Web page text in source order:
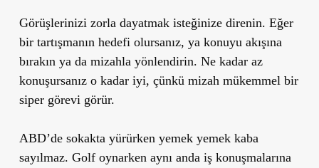
Görüşlerinizi zorla dayatmak isteğinize direnin. Eğer
bir tartışmanın hedefi olursanız, ya konuyu akışına
bırakın ya da mizahla yönlendirin. Ne kadar az
konuşursanız o kadar iyi, çünkü mizah mükemmel bir
siper görevi görür.
ABD’de sokakta yürürken yemek yemek kaba
sayılmaz. Golf oynarken aynı anda iş konuşmalarına